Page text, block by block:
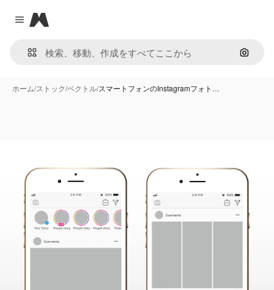
Close menu
Magnific
画像で
ホーム/ストック/ベクトル/スマートフォンのInstagramフォト…